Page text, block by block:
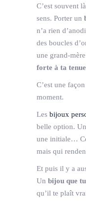
C’est souvent
sens. Porter un
n’a rien
des boucles
une grand-
forte à ta tenue
C’est une façon
moment.
Les bijoux
belle option.
une initiale…
mais qui
Et puis il y a
Un bijou que
qu’il te plaît